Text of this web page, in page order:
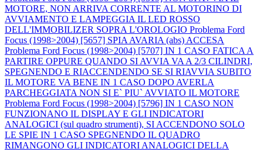
MOTORE, NON ARRIVA CORRENTE AL MOTORINO DI
AVVIAMENTO E LAMPEGGIA IL LED ROSSO
DELL'IMMOBILIZER SOPRA L'OROLOGIO Problema Ford
Focus (1998>2004) [5657] SPIA AVARIA (abs) ACCESA
Problema Ford Focus (1998>2004) [5707] IN 1 CASO FATICA A
PARTIRE OPPURE QUANDO SI AVVIA VA A 2/3 CILINDRI,
SPEGNENDO E RIACCENDENDO SE SI RIAVVIA SUBITO
IL MOTORE VA BENE IN 1 CASO DOPO AVERLA
PARCHEGGIATA NON SI E` PIU` AVVIATO IL MOTORE
Problema Ford Focus (1998>2004) [5796] IN 1 CASO NON
FUNZIONANO IL DISPLAY E GLI INDICATORI
ANALOGICI (sul quadro strumenti), SI ACCENDONO SOLO
LE SPIE IN 1 CASO SPEGNENDO IL QUADRO
RIMANGONO GLI INDICATORI ANALOGICI DELLA